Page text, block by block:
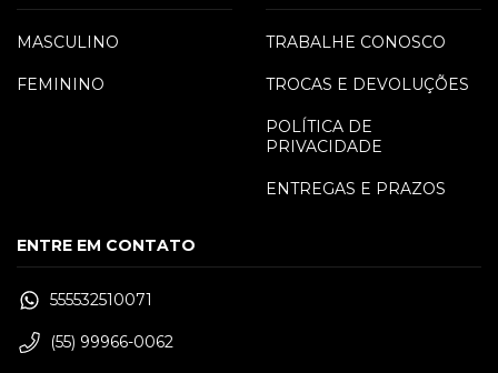
MASCULINO
FEMININO
TRABALHE CONOSCO
TROCAS E DEVOLUÇÕES
POLÍTICA DE
PRIVACIDADE
ENTREGAS E PRAZOS
ENTRE EM CONTATO
555532510071
(55) 99966-0062